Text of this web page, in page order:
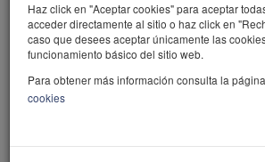
powered by talent
Haz click en "Aceptar cookies" para aceptar
acceder directamente al sitio o haz click en
caso que desees aceptar únicamente las
funcionamiento básico del sitio web.
Para obtener más información consulta la
cookies